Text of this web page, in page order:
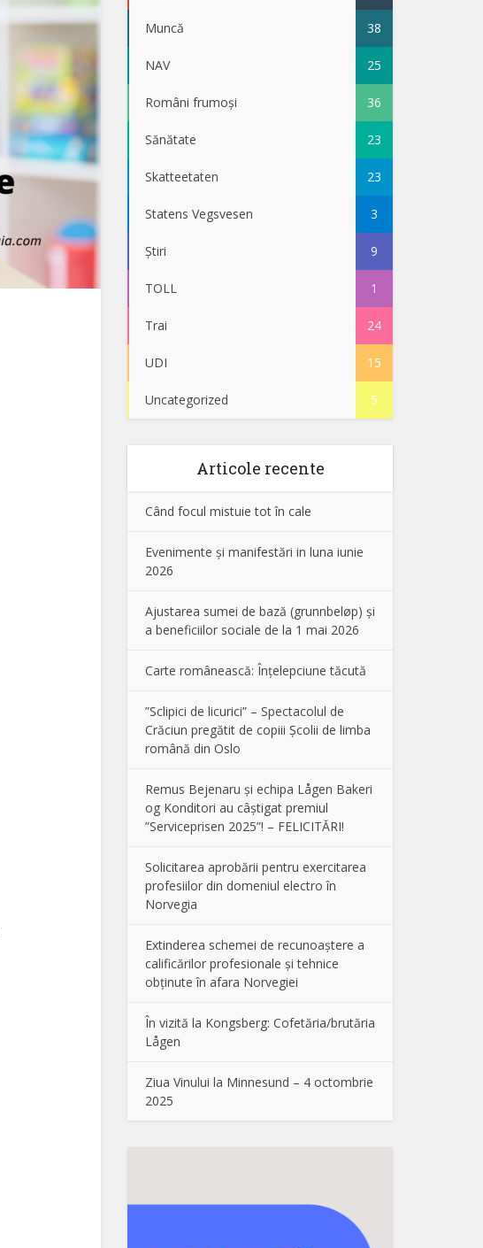
Muncă 38
NAV 25
Români frumoși 36
Sănătate 23
Skatteetaten 23
Statens Vegsvesen 3
Știri 9
TOLL 1
Trai 24
UDI 15
Uncategorized 5
Articole recente
Când focul mistuie tot în cale
Evenimente și manifestări in luna iunie
2026
Ajustarea sumei de bază (grunnbeløp) și
a beneficiilor sociale de la 1 mai 2026
Carte românească: Înțelepciune tăcută
”Sclipici de licurici” – Spectacolul de
Crăciun pregătit de copiii Școlii de limba
română din Oslo
Remus Bejenaru și echipa Lågen Bakeri
og Konditori au câștigat premiul
”Serviceprisen 2025”! – FELICITĂRI!
Solicitarea aprobării pentru exercitarea
profesiilor din domeniul electro în
Norvegia
Extinderea schemei de recunoaștere a
calificărilor profesionale și tehnice
obținute în afara Norvegiei
În vizită la Kongsberg: Cofetăria/brutăria
Lågen
Ziua Vinului la Minnesund – 4 octombrie
2025